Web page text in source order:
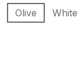
Olive White